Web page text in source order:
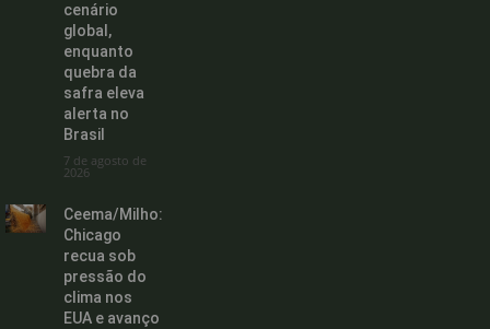
cenário
global,
enquanto
quebra da
safra eleva
alerta no
Brasil
7 de agosto de
2026
Ceema/Milho:
Chicago
recua sob
pressão do
clima nos
EUA e avanço